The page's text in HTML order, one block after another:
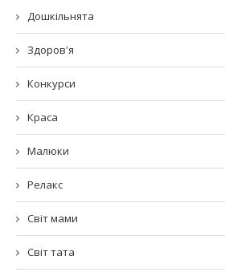
Дошкільнята
Здоров'я
Конкурси
Краса
Малюки
Релакс
Світ мами
Світ тата